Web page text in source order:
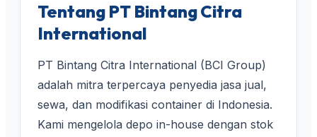
Tentang PT Bintang Citra
International
PT Bintang Citra International (BCI Group)
adalah mitra terpercaya penyedia jasa jual,
sewa, dan modifikasi container di Indonesia.
Kami mengelola depo in-house dengan stok